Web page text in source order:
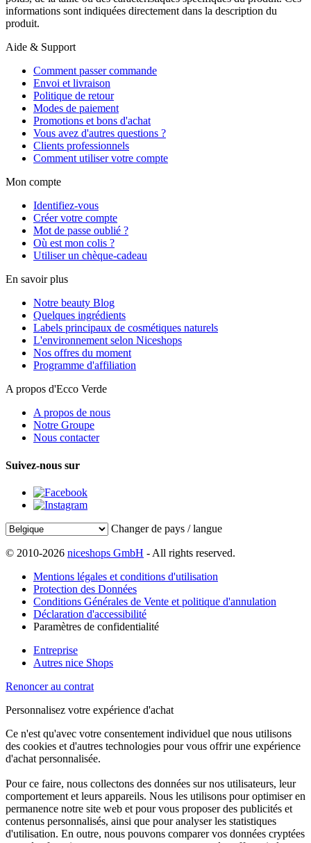
informations sont indiquées directement dans la description du
produit.
Aide & Support
Comment passer commande
Envoi et livraison
Politique de retour
Modes de paiement
Promotions et bons d'achat
Vous avez d'autres questions ?
Clients professionnels
Comment utiliser votre compte
Mon compte
Identifiez-vous
Créer votre compte
Mot de passe oublié ?
Où est mon colis ?
Utiliser un chèque-cadeau
En savoir plus
Notre beauty Blog
Quelques ingrédients
Labels principaux de cosmétiques naturels
L'environnement selon Niceshops
Nos offres du moment
Programme d'affiliation
A propos d'Ecco Verde
A propos de nous
Notre Groupe
Nous contacter
Suivez-nous sur
Changer de pays / langue
© 2010-2026 niceshops GmbH - All rights reserved.
Mentions légales et conditions d'utilisation
Protection des Données
Conditions Générales de Vente et politique d'annulation
Déclaration d'accessibilité
Paramètres de confidentialité
Entreprise
Autres nice Shops
Renoncer au contrat
Personnalisez votre expérience d'achat
Ce n'est qu'avec votre consentement individuel que nous utilisons
des cookies et d'autres technologies pour vous offrir une expérience
d'achat personnalisée.
Pour ce faire, nous collectons des données sur nos utilisateurs, leur
comportement et leurs appareils. Nous les utilisons pour optimiser en
permanence notre site web et pour vous proposer des publicités et
contenus personnalisés, ainsi que pour analyser les statistiques
d'utilisation. En outre, nous pouvons comparer vos données cryptées